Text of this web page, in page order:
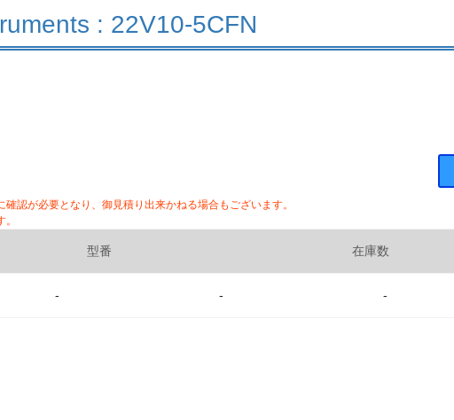
: 22V10-5CFN
認が必要となり、御見積り出来かねる場合もございます。
型番 在庫数
- - -